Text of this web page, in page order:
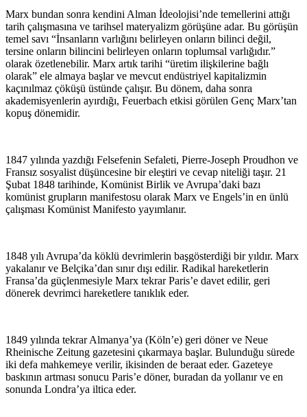
Marx bundan sonra kendini Alman İdeolojisi’nde temellerini attığı
tarih çalışmasına ve tarihsel materyalizm görüşüne adar. Bu görüşün
temel savı “İnsanların varlığını belirleyen onların bilinci değil,
tersine onların bilincini belirleyen onların toplumsal varlığıdır.”
olarak özetlenebilir. Marx artık tarihi “üretim ilişkilerine bağlı
olarak” ele almaya başlar ve mevcut endüstriyel kapitalizmin
kaçınılmaz çöküşü üstünde çalışır. Bu dönem, daha sonra
akademisyenlerin ayırdığı, Feuerbach etkisi görülen Genç Marx’tan
kopuş dönemidir.
1847 yılında yazdığı Felsefenin Sefaleti, Pierre-Joseph Proudhon ve
Fransız sosyalist düşüncesine bir eleştiri ve cevap niteliği taşır. 21
Şubat 1848 tarihinde, Komünist Birlik ve Avrupa’daki bazı
komünist grupların manifestosu olarak Marx ve Engels’in en ünlü
çalışması Komünist Manifesto yayımlanır.
1848 yılı Avrupa’da köklü devrimlerin başgösterdiği bir yıldır. Marx
yakalanır ve Belçika’dan sınır dışı edilir. Radikal hareketlerin
Fransa’da güçlenmesiyle Marx tekrar Paris’e davet edilir, geri
dönerek devrimci hareketlere tanıklık eder.
1849 yılında tekrar Almanya’ya (Köln’e) geri döner ve Neue
Rheinische Zeitung gazetesini çıkarmaya başlar. Bulunduğu sürede
iki defa mahkemeye verilir, ikisinden de beraat eder. Gazeteye
baskının artması sonucu Paris’e döner, buradan da yollanır ve en
sonunda Londra’ya iltica eder.